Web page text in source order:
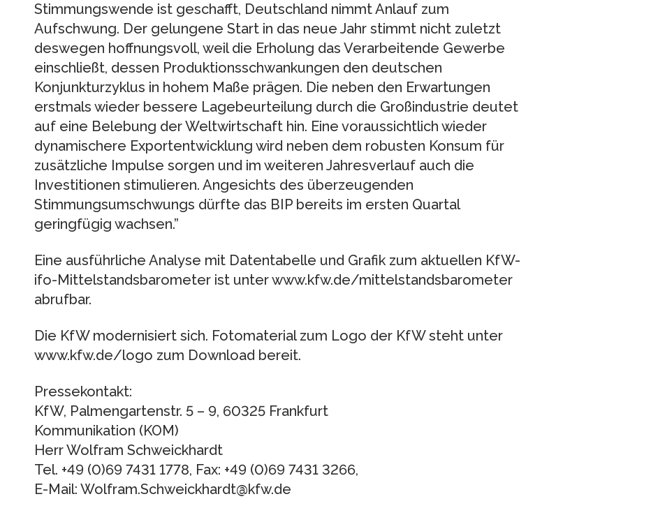
Stimmungswende ist geschafft, Deutschland nimmt Anlauf zum
Aufschwung. Der gelungene Start in das neue Jahr stimmt nicht zuletzt
deswegen hoffnungsvoll, weil die Erholung das Verarbeitende Gewerbe
einschließt, dessen Produktionsschwankungen den deutschen
Konjunkturzyklus in hohem Maße prägen. Die neben den Erwartungen
erstmals wieder bessere Lagebeurteilung durch die Großindustrie deutet
auf eine Belebung der Weltwirtschaft hin. Eine voraussichtlich wieder
dynamischere Exportentwicklung wird neben dem robusten Konsum für
zusätzliche Impulse sorgen und im weiteren Jahresverlauf auch die
Investitionen stimulieren. Angesichts des überzeugenden
Stimmungsumschwungs dürfte das BIP bereits im ersten Quartal
geringfügig wachsen.”
Eine ausführliche Analyse mit Datentabelle und Grafik zum aktuellen KfW-
ifo-Mittelstandsbarometer ist unter www.kfw.de/mittelstandsbarometer
abrufbar.
Die KfW modernisiert sich. Fotomaterial zum Logo der KfW steht unter
www.kfw.de/logo zum Download bereit.
Pressekontakt:
KfW, Palmengartenstr. 5 – 9, 60325 Frankfurt
Kommunikation (KOM)
Herr Wolfram Schweickhardt
Tel. +49 (0)69 7431 1778, Fax: +49 (0)69 7431 3266,
E-Mail: Wolfram.Schweickhardt@kfw.de